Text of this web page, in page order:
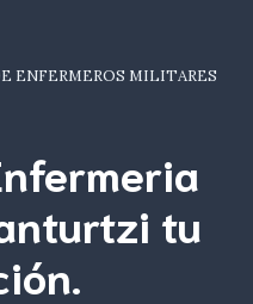
ENFERMEROS MILITARES
tu
.